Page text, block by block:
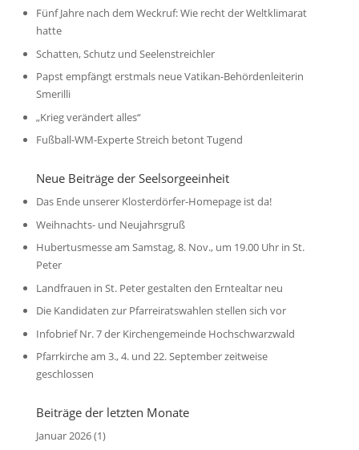
Fünf Jahre nach dem Weckruf: Wie recht der Weltklimarat
hatte
Schatten, Schutz und Seelenstreichler
Papst empfängt erstmals neue Vatikan-Behördenleiterin
Smerilli
„Krieg verändert alles“
Fußball-WM-Experte Streich betont Tugend
Neue Beiträge der Seelsorgeeinheit
Das Ende unserer Klosterdörfer-Homepage ist da!
Weihnachts- und Neujahrsgruß
Hubertusmesse am Samstag, 8. Nov., um 19.00 Uhr in St.
Peter
Landfrauen in St. Peter gestalten den Erntealtar neu
Die Kandidaten zur Pfarreiratswahlen stellen sich vor
Infobrief Nr. 7 der Kirchengemeinde Hochschwarzwald
Pfarrkirche am 3., 4. und 22. September zeitweise
geschlossen
Beiträge der letzten Monate
Januar 2026(1)